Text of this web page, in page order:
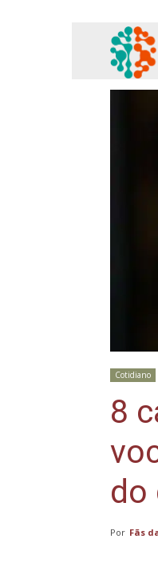
Cotidiano
8
do
Por Fãs